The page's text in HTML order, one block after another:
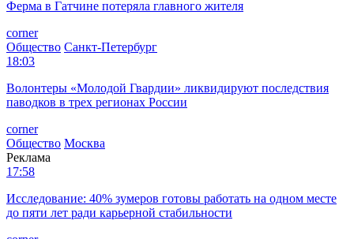
Ферма в Гатчине потеряла главного жителя
corner
Общество Санкт-Петербург
18:03
Волонтеры «Молодой Гвардии» ликвидируют последствия
паводков в трех регионах России
corner
Общество Москва
Реклама
17:58
Исследование: 40% зумеров готовы работать на одном месте
до пяти лет ради карьерной стабильности